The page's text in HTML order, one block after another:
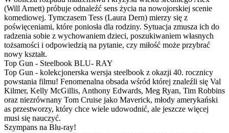
(Will Arnett) próbuje odnaleźć sens życia na nowojorskiej scenie
komediowej. Tymczasem Tess (Laura Dern) mierzy się z
poświęceniami, które poniosła dla rodziny. Sytuacja zmusza ich do
radzenia sobie z wychowaniem dzieci, poszukiwaniem własnych
tożsamości i odpowiedzią na pytanie, czy miłość może przybrać
nowy kształt.
Top Gun - Steelbook BLU- RAY
Top Gun - kolekcjonerska wersja steelbook z okazji 40. rocznicy
powstania filmu! Fenomenalna obsada wśród której znaleźli się Val
Kilmer, Kelly McGillis, Anthony Edwards, Meg Ryan, Tim Robbins
oraz niezrównany Tom Cruise jako Maverick, młody amerykański
as przestworzy, który chce wiele udowodnić, ale jeszcze więcej
musi się nauczyć.
Szympans na Blu-ray!